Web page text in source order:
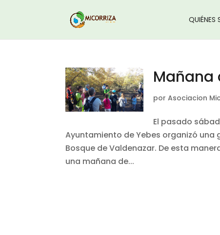
QUIÉNES
Mañana
porAsociacion
El pasado
Ayuntamiento de Yebes organizó
Bosque de Valdenazar. De esta
una mañana de...